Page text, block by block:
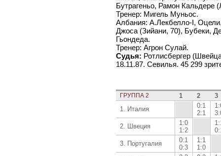
Бутрагеньо, Рамон Кальдере
Тренер: Мигель Муньос.
Албания: А.Лекбелло-I,
Джоса (Зийани, 70), Бубеки,
Гьондеда.
Тренер: Агрон Сулай.
Судья: Ротлисбергер
18.11.87. Севилья. 45 299
ГРУППА 2 1 2
3
1. Италия
0:1
2:1
2. Швеция
1:0
1:2
3. Португалия
0:1
0:3
1:1
1:0